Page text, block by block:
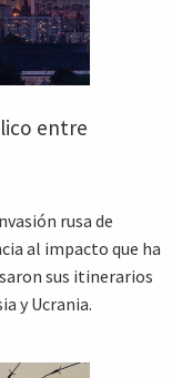
entre
rusa de
al impacto que ha
sus itinerarios
y Ucrania.